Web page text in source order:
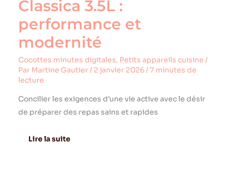
Classica 3.5L :
performance et
modernité
Cocottes minutes digitales, Petits appareils cuisine /
Par Martine Gautier/ 2 janvier 2026/7 minutes de
lecture
Concilier les exigences d’une vie active avec le désir
de préparer des repas sains et rapides
Lire la suite